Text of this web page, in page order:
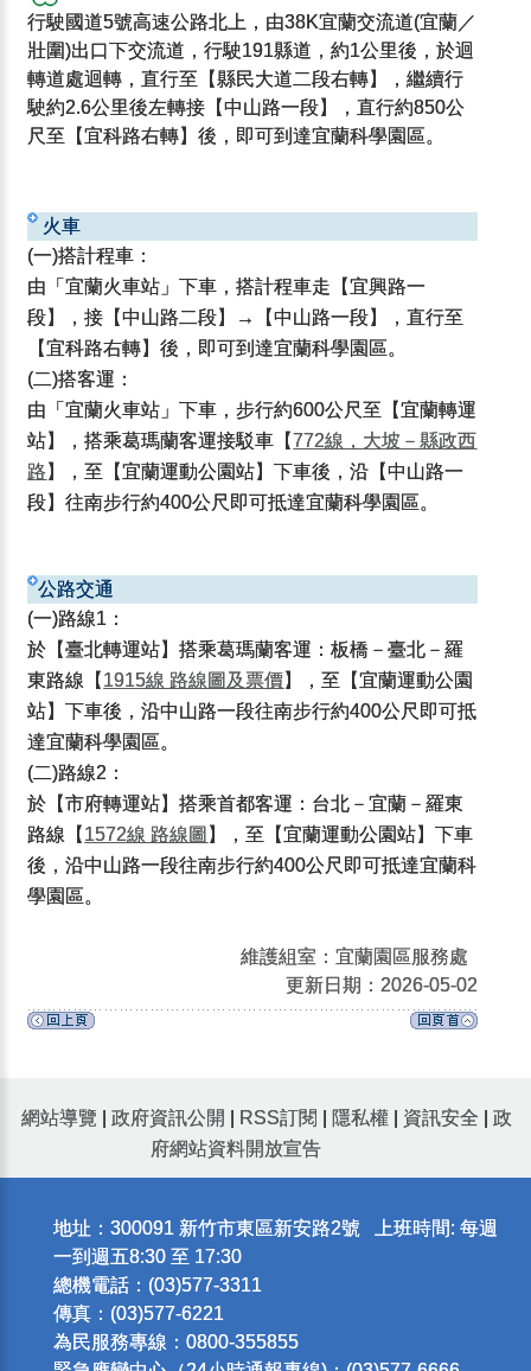
行駛國道5號高速公路北上，由38K宜蘭交流道(宜蘭／
壯圍)出口下交流道，行駛191縣道，約1公里後，於迴
轉道處迴轉，直行至【縣民大道二段右轉】，繼續行
駛約2.6公里後左轉接【中山路一段】，直行約850公
尺至【宜科路右轉】後，即可到達宜蘭科學園區。
火車
(一)搭計程車：
由「宜蘭火車站」下車，搭計程車走【宜興路一
段】，接【中山路二段】→【中山路一段】，直行至
【宜科路右轉】後，即可到達宜蘭科學園區。
(二)搭客運：
由「宜蘭火車站」下車，步行約600公尺至【宜蘭轉運
站】，搭乘葛瑪蘭客運接駁車【772線，大坡－縣政西
路】，至【宜蘭運動公園站】下車後，沿【中山路一
段】往南步行約400公尺即可抵達宜蘭科學園區。
公路交通
(一)路線1：
於【臺北轉運站】搭乘葛瑪蘭客運：板橋－臺北－羅
東路線【 1915線 路線圖及票價】，至【宜蘭運動公園
站】下車後，沿中山路一段往南步行約400公尺即可抵
達宜蘭科學園區。
(二)路線2：
於【市府轉運站】搭乘首都客運：台北－宜蘭－羅東
路線【 1572線 路線圖 】，至【宜蘭運動公園站】下車
後，沿中山路一段往南步行約400公尺即可抵達宜蘭科
學園區。
維護組室：宜蘭園區服務處
更新日期：2026-05-02
網站導覽 政府資訊公開 RSS訂閱 隱私權 資訊安全
政
府網站資料開放宣告
地址：300091 新竹市東區新安路2號 上班時間: 每週
一到週五8:30 至 17:30
總機電話：(03)577-3311
傳真：(03)577-6221
為民服務專線：0800-355855